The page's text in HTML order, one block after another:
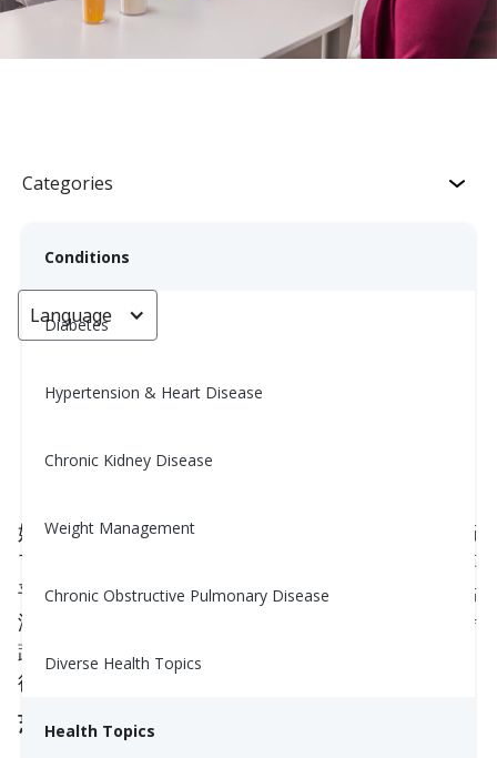
Categories
Conditions
Diabetes
Hypertension & Heart Disease
Chronic Kidney Disease
Weight Management
Chronic Obstructive Pulmonary Disease
Diverse Health Topics
Health Topics
Language
簡易檸檬蒜蓉醬
Nina Ghamrawi, MS, RD, CDE
奶油般順滑、鬆軟而又大膽，這道簡易的蒜頭醬充滿
了對心臟健康的好處！蒜頭有助於支持血壓和膽固醇
平衡，利用天然抗菌特性增強免疫力，並為任何餐點
添加豐富的風味。可以將它用作沾醬、抹醬或淋在烤
蔬菜、肉類或包裹上。你也可以將其冷凍，以便在日
後的烹飪中使用或作為魚類或禽肉的醃料。
烹飪時間：5 分鐘